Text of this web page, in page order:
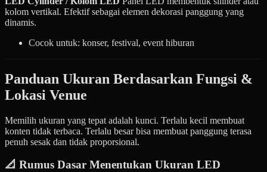
kolom vertikal. Efektif sebagai elemen dekorasi panggung yang
dinamis.
Cocok untuk: konser, festival, event hiburan
Panduan Ukuran Berdasarkan Fungsi &
Lokasi Venue
Memilih ukuran yang tepat adalah kunci. Terlalu kecil membuat
konten tidak terbaca. Terlalu besar bisa membuat panggung terasa
penuh sesak dan tidak proporsional.
📐 Rumus Dasar Menentukan Ukuran LED